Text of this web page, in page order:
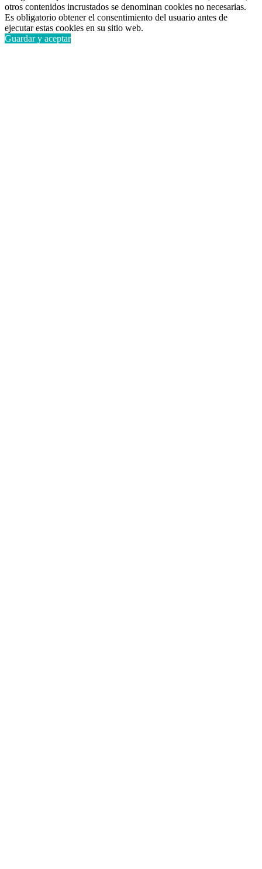
otros contenidos incrustados se denominan cookies no necesarias.
Es obligatorio obtener el consentimiento del usuario antes de
ejecutar estas cookies en su sitio web.
Guardar y aceptar